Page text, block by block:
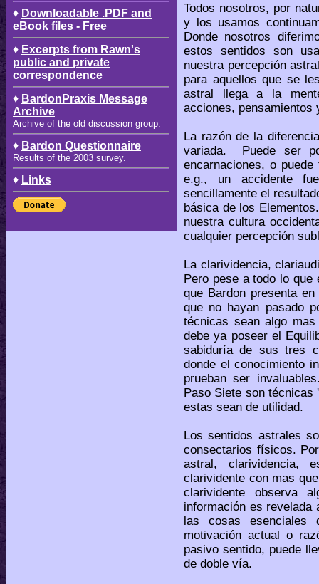
♦ Downloadable .PDF and
eBook files - Free
♦ Excerpts from Rawn's
public and private
correspondence
♦ BardonPraxis Message
Archive
Archive of the old discussion group.
♦ Bardon Questionnaire
Results of the 2003 survey.
♦ Links
Todos nosotros, por
y los usamos
Donde nosotros
estos sentidos son
nuestra percepción
para aquellos que se
astral llega a la
acciones, pensamientos
La razón de la
variada. Puede ser
encarnaciones, o
e.g., un accidente
sencillamente el
básica de los
nuestra cultura
cualquier percepción
La clarividencia,
Pero pese a todo lo
que Bardon presenta
que no hayan pasado
técnicas sean algo
debe ya poseer el
sabiduría de sus tres
donde el conocimiento
prueban ser
Paso Siete son técnicas
estas sean de utilidad.
Los sentidos astrales
consectarios físicos.
astral, clarividencia,
clarividente con mas
clarividente
información es
las cosas esenciales
motivación actual o
pasivo sentido, puede
de doble vía.